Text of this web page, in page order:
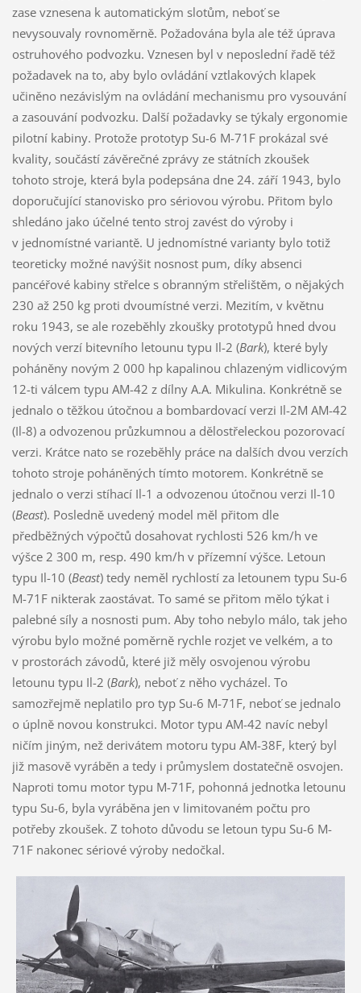
zase vznesena k automatickým slotům, neboť se
nevysouvaly rovnoměrně. Požadována byla ale též úprava
ostruhového podvozku. Vznesen byl v neposlední řadě též
požadavek na to, aby bylo ovládání vztlakových klapek
učiněno nezávislým na ovládání mechanismu pro vysouvání
a zasouvání podvozku. Další požadavky se týkaly ergonomie
pilotní kabiny. Protože prototyp Su-6 M-71F prokázal své
kvality, součástí závěrečné zprávy ze státních zkoušek
tohoto stroje, která byla podepsána dne 24. září 1943, bylo
doporučující stanovisko pro sériovou výrobu. Přitom bylo
shledáno jako účelné tento stroj zavést do výroby i
v jednomístné variantě. U jednomístné varianty bylo totiž
teoreticky možné navýšit nosnost pum, díky absenci
pancéřové kabiny střelce s obranným střelištěm, o nějakých
230 až 250 kg proti dvoumístné verzi. Mezitím, v květnu
roku 1943, se ale rozeběhly zkoušky prototypů hned dvou
nových verzí bitevního letounu typu Il-2 (Bark), které byly
poháněny novým 2 000 hp kapalinou chlazeným vidlicovým
12-ti válcem typu AM-42 z dílny A.A. Mikulina. Konkrétně se
jednalo o těžkou útočnou a bombardovací verzi Il-2M AM-42
(Il-8) a odvozenou průzkumnou a dělostřeleckou pozorovací
verzi. Krátce nato se rozeběhly práce na dalších dvou verzích
tohoto stroje poháněných tímto motorem. Konkrétně se
jednalo o verzi stíhací Il-1 a odvozenou útočnou verzi Il-10
(Beast). Posledně uvedený model měl přitom dle
předběžných výpočtů dosahovat rychlosti 526 km/h ve
výšce 2 300 m, resp. 490 km/h v přízemní výšce. Letoun
typu Il-10 (Beast) tedy neměl rychlostí za letounem typu Su-6
M-71F nikterak zaostávat. To samé se přitom mělo týkat i
palebné síly a nosnosti pum. Aby toho nebylo málo, tak jeho
výrobu bylo možné poměrně rychle rozjet ve velkém, a to
v prostorách závodů, které již měly osvojenou výrobu
letounu typu Il-2 (Bark), neboť z něho vycházel. To
samozřejmě neplatilo pro typ Su-6 M-71F, neboť se jednalo
o úplně novou konstrukci. Motor typu AM-42 navíc nebyl
ničím jiným, než derivátem motoru typu AM-38F, který byl
již masově vyráběn a tedy i průmyslem dostatečně osvojen.
Naproti tomu motor typu M-71F, pohonná jednotka letounu
typu Su-6, byla vyráběna jen v limitovaném počtu pro
potřeby zkoušek. Z tohoto důvodu se letoun typu Su-6 M-
71F nakonec sériové výroby nedočkal.